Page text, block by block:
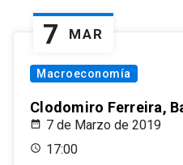
7 MAR
Macroeconomía
Clodomiro Ferreira,
7 de Marzo de 2019
17:00